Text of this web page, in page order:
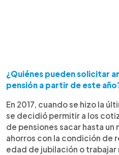
¿Quiénes pueden solicitar
pensión a partir de este
En 2017, cuando se hizo la
se decidió permitir a los
de pensiones sacar hasta un
ahorros con la condición de
edad de jubilación o trabajar